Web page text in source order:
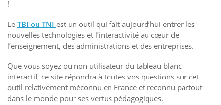
!
Le TBI ou TNI est un outil qui fait aujourd’hui entrer les
nouvelles technologies et l’interactivité au cœur de
l’enseignement, des administrations et des entreprises.
Que vous soyez ou non utilisateur du tableau blanc
interactif, ce site répondra à toutes vos questions sur cet
outil relativement méconnu en France et reconnu partout
dans le monde pour ses vertus pédagogiques.